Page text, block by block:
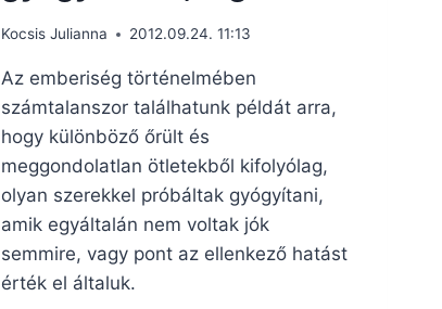
Kocsis Julianna 2012.09.24. 11:13
Az emberiség történelmében
számtalanszor találhatunk példát arra,
hogy különböző őrült és
meggondolatlan ötletekből kifolyólag,
olyan szerekkel próbáltak gyógyítani,
amik egyáltalán nem voltak jók
semmire, vagy pont az ellenkező hatást
érték el általuk.